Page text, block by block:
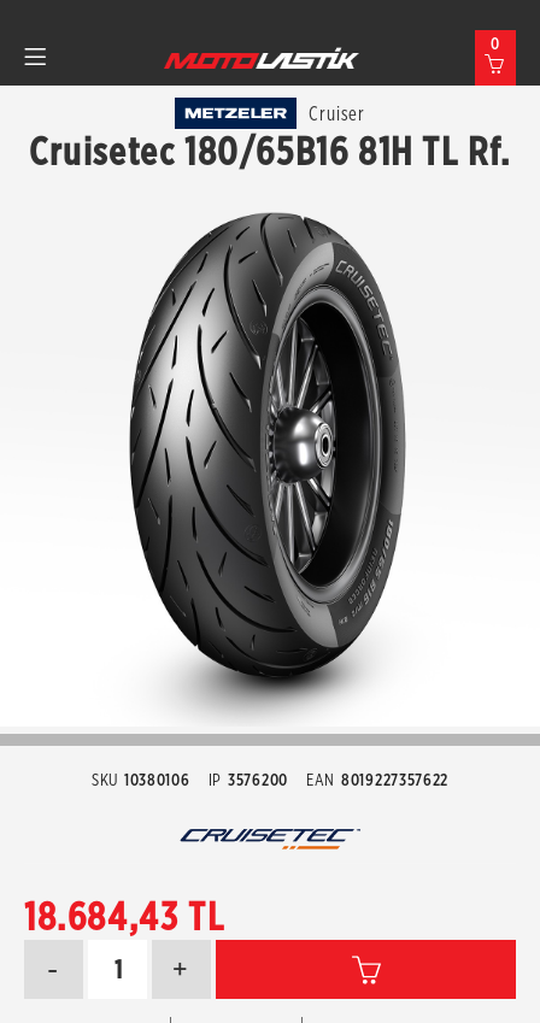
0
Cruiser
Cruisetec 180/65B16 81H TL Rf.
SKU 10380106 IP 3576200 EAN 8019227357622
18.684,43 TL
+
-